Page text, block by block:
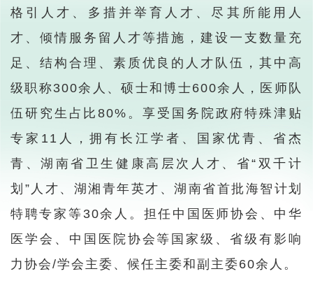
格引人才、多措并举育人才、尽其所能用人
才、倾情服务留人才等措施，建设一支数量充
足、结构合理、素质优良的人才队伍，其中高
级职称300余人、硕士和博士600余人，医师队
伍研究生占比80%。享受国务院政府特殊津贴
专家11人，拥有长江学者、国家优青、省杰
青、湖南省卫生健康高层次人才、省“双千计
划”人才、湖湘青年英才、湖南省首批海智计划
特聘专家等30余人。担任中国医师协会、中华
医学会、中国医院协会等国家级、省级有影响
力协会/学会主委、候任主委和副主委60余人。